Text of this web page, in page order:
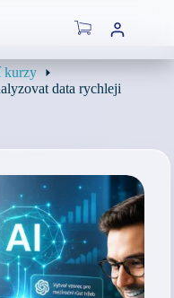
Shopping
kurzy
data rychleji